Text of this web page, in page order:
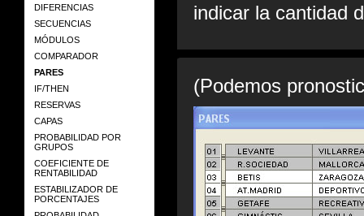
DIFERENCIAS
SECUENCIAS
MÓDULOS
COMPARADOR
PARES
IF/THEN
RESERVAS
CAPAS
PROBABILIDAD POR
GRUPOS
COEFICIENTE DE
RENTABILIDAD
ESTABILIZADOR DE
PORCENTAJES
indicar la cantidad
(Podemos